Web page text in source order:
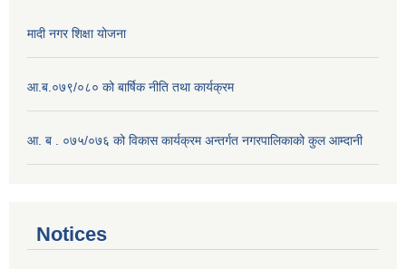
मादी नगर शिक्षा योजना
आ.ब.०७९/०८० को बार्षिक नीति तथा कार्यक्रम
आ. ब . ०७५/०७६ को विकास कार्यक्रम अन्तर्गत नगरपालिकाको कुल आम्दानी
Notices